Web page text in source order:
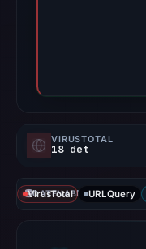
VIRUSTOTAL
18 det
DATENABDECKUNG
VirusTotal URLQuery